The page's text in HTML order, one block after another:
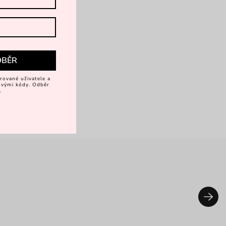
uživatele a
kódy. Odběr